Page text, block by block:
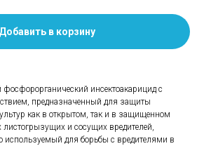
Добавить в корзину
инсектоакарицид с
предназначенный для защиты
как в открытом, так и в защищенном
листогрызущих и сосущих вредителей,
для борьбы с вредителями в